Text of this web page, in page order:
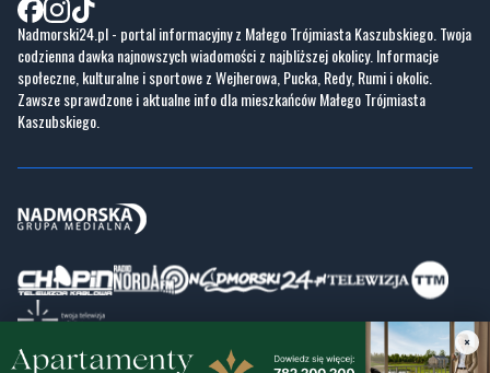
Nadmorski24.pl - portal informacyjny z Małego Trójmiasta Kaszubskiego. Twoja
codzienna dawka najnowszych wiadomości z najbliższej okolicy. Informacje
społeczne, kulturalne i sportowe z Wejherowa, Pucka, Redy, Rumi i okolic.
Zawsze sprawdzone i aktualne info dla mieszkańców Małego Trójmiasta
Kaszubskiego.
Copyrights © Nadmorski24.pl 2026 r.
×